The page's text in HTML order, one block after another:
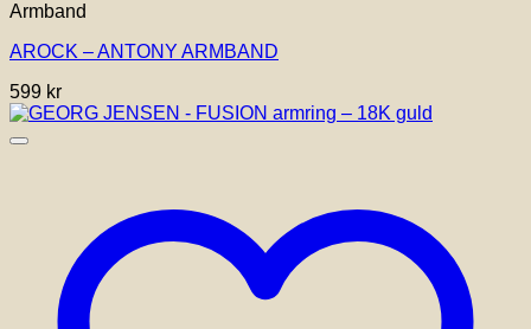
Armband
AROCK – ANTONY ARMBAND
599 kr